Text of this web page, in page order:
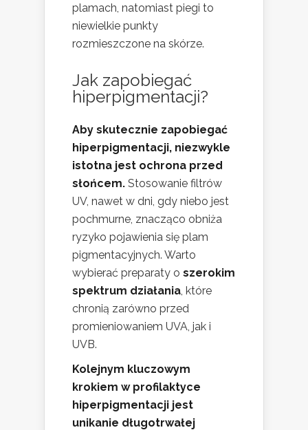
plamach, natomiast piegi to
niewielkie punkty
rozmieszczone na skórze.
Jak zapobiegać
hiperpigmentacji?
Aby skutecznie zapobiegać
hiperpigmentacji, niezwykle
istotna jest ochrona przed
słońcem. Stosowanie filtrów
UV, nawet w dni, gdy niebo jest
pochmurne, znacząco obniża
ryzyko pojawienia się plam
pigmentacyjnych. Warto
wybierać preparaty o szerokim
spektrum działania , które
chronią zarówno przed
promieniowaniem UVA, jak i
UVB.
Kolejnym kluczowym
krokiem w profilaktyce
hiperpigmentacji jest
unikanie długotrwałej